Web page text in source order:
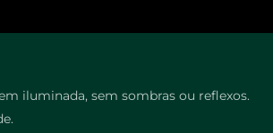
iluminada, sem sombras ou reflexos.